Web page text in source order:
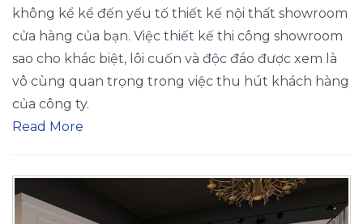
không kể kể đến yếu tố thiết kế nội thất showroom
cửa hàng của bạn. Việc thiết kế thi công showroom
sao cho khác biệt, lôi cuốn và độc đáo được xem là
vô cùng quan trọng trong việc thu hút khách hàng
của công ty.
Read More